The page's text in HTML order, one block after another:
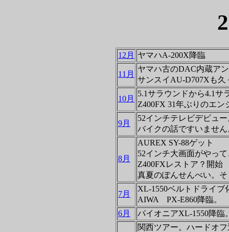
12月 ヤマハA-200X降臨
11月
ヤマハ古のDAC内蔵ア
サンスイAU-D707Xも久
10月
5.1サラウンドから4.1サ
Z400FX 31年ぶりのエン
9月
52インチテレビデビュ
バイクの話ですいませ
8月
AUREX SY-88ゲット
52インチ大画面がやっ
Z400FXレストア？開始
真夏のぽんせんべい。
7月
XL-1550ベルトドライブ
AIWA PX-E860降臨。
6月
パイオニアXL-1550降臨
関西ツアー。ハードオ